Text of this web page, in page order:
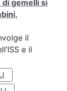
gemelli si
il
e il